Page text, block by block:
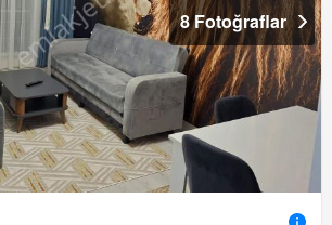
8 Fotoğraflar